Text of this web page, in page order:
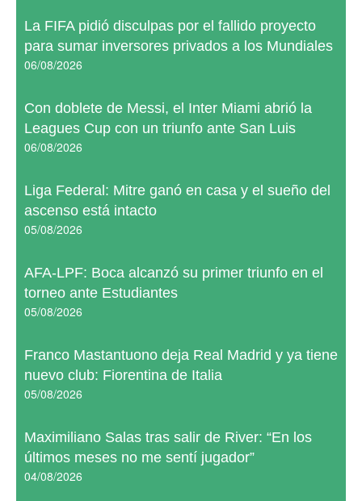
La FIFA pidió disculpas por el fallido proyecto
para sumar inversores privados a los Mundiales
06/08/2026
Con doblete de Messi, el Inter Miami abrió la
Leagues Cup con un triunfo ante San Luis
06/08/2026
Liga Federal: Mitre ganó en casa y el sueño del
ascenso está intacto
05/08/2026
AFA-LPF: Boca alcanzó su primer triunfo en el
torneo ante Estudiantes
05/08/2026
Franco Mastantuono deja Real Madrid y ya tiene
nuevo club: Fiorentina de Italia
05/08/2026
Maximiliano Salas tras salir de River: “En los
últimos meses no me sentí jugador”
04/08/2026